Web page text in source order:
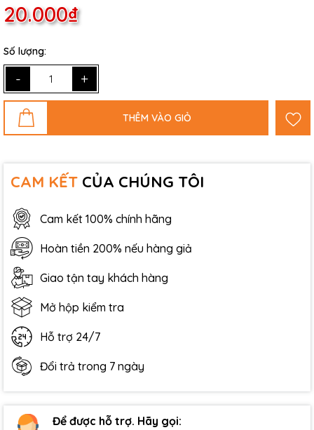
20.000₫
Số lượng:
- +
THÊM VÀO GIỎ
CAM KẾT CỦA CHÚNG TÔI
Cam kết 100% chính hãng
Hoàn tiền 200% nếu hàng giả
Giao tận tay khách hàng
Mở hộp kiểm tra
Hỗ trợ 24/7
Đổi trả trong 7 ngày
Để được hỗ trợ. Hãy gọi: